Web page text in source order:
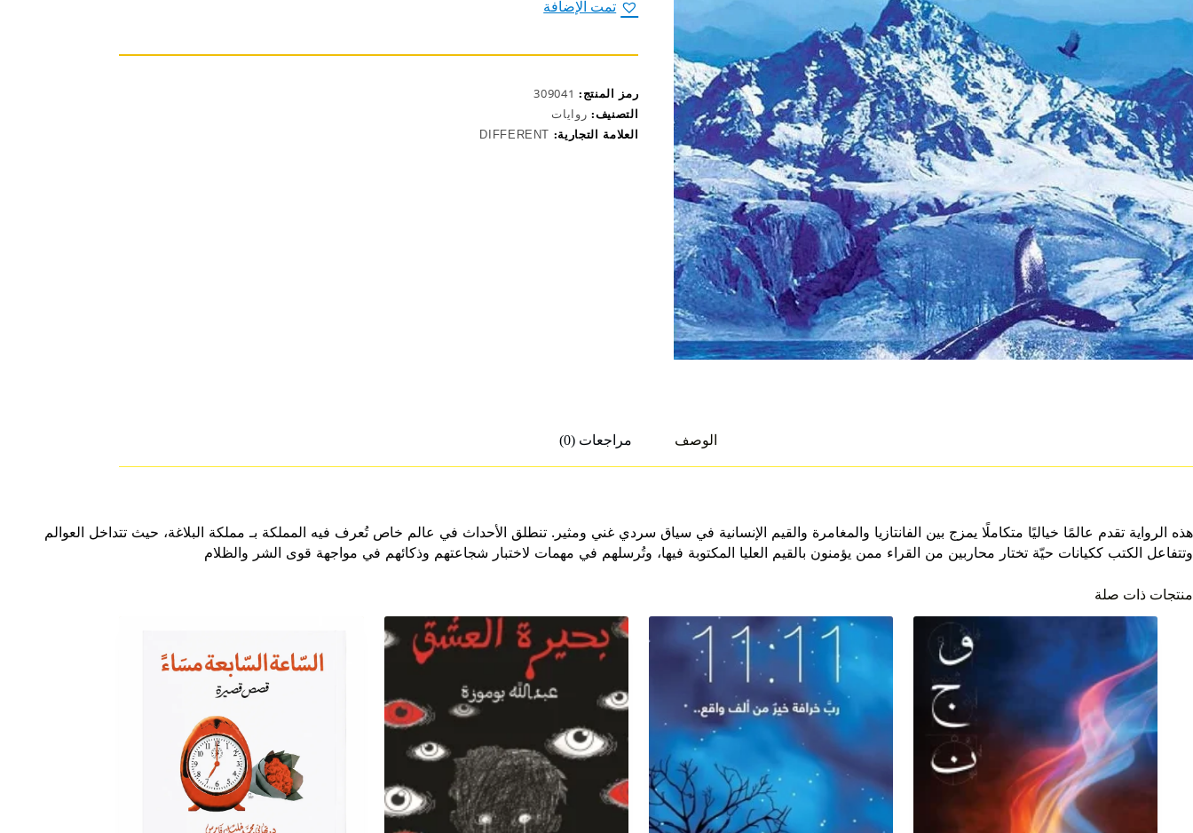
تمت الإضافة
رمز المنتج: 309041
التصنيف: روايات
العلامة التجارية: DIFFERENT
الوصف مراجعات (0)
هذه الرواية تقدم عالمًا خياليًا متكاملًا يمزج بين الفانتازيا والمغامرة والقيم الإنسانية في سياق سردي غني ومثير. تنطلق الأحداث في عالم خاص تُعرف فيه المملكة بـ مملكة البلاغة، حيث تتداخل العوالم
وتتفاعل الكتب ككيانات حيّة تختار محاربين من القراء ممن يؤمنون بالقيم العليا المكتوبة فيها، وتُرسلهم في مهمات لاختبار شجاعتهم وذكائهم في مواجهة قوى الشر والظلام
منتجات ذات صلة